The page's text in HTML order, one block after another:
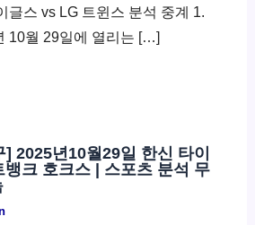
글스 vs LG 트윈스 분석 중계 1.
10월 29일에 열리는 […]
2025년10월29일 한신 타이
크 호크스 | 스포츠 분석 무